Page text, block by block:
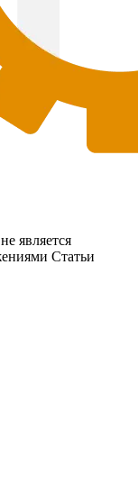
является
Статьи